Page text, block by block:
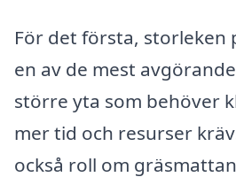
För det första, storleken
en av de mest
större yta som behöver
mer tid och resurser
också roll om